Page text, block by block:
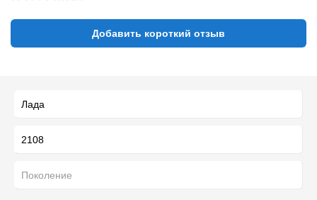
Добавить короткий отзыв
Лада
2108
Поколение